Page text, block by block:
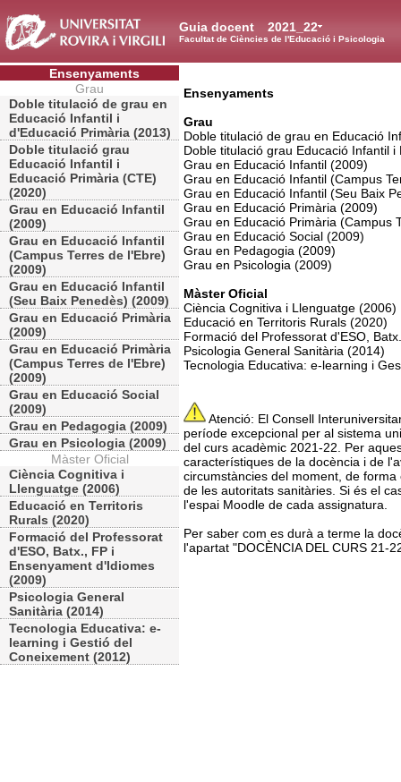
2021_22
Guia docent
Facultat de Ciències de l'Educació i Psicologia
Ensenyaments
Grau
Doble titulació de grau en
Educació Infantil i
d'Educació Primària (2013)
Doble titulació grau
Educació Infantil i
Educació Primària (CTE)
(2020)
Grau en Educació Infantil
(2009)
Grau en Educació Infantil
(Campus Terres de l'Ebre)
(2009)
Grau en Educació Infantil
(Seu Baix Penedès) (2009)
Grau en Educació Primària
(2009)
Grau en Educació Primària
(Campus Terres de l'Ebre)
(2009)
Grau en Educació Social
(2009)
Grau en Pedagogia (2009)
Grau en Psicologia (2009)
Màster Oficial
Ciència Cognitiva i
Llenguatge (2006)
Educació en Territoris
Rurals (2020)
Formació del Professorat
d'ESO, Batx., FP i
Ensenyament d'Idiomes
(2009)
Psicologia General
Sanitària (2014)
Tecnologia Educativa: e-
learning i Gestió del
Coneixement (2012)
Ensenyaments
Grau
Doble titulació de grau en Educació
Doble titulació grau Educació Infantil
Grau en Educació Infantil (2009)
Grau en Educació Infantil (Campus
Grau en Educació Infantil (Seu Baix
Grau en Educació Primària (2009)
Grau en Educació Primària (Campus
Grau en Educació Social (2009)
Grau en Pedagogia (2009)
Grau en Psicologia (2009)
Màster Oficial
Ciència Cognitiva i Llenguatge (2006)
Educació en Territoris Rurals (2020)
Formació del Professorat d'ESO,
Psicologia General Sanitària (2014)
Tecnologia Educativa: e-learning i
Atenció: El Consell
període excepcional per al sistema
del curs acadèmic 2021-22. Per
característiques de la docència i de
circumstàncies del moment, de
de les autoritats sanitàries. Si és el
l'espai Moodle de cada assignatura.
Per saber com es durà a terme la
l'apartat "DOCÈNCIA DEL CURS 21-